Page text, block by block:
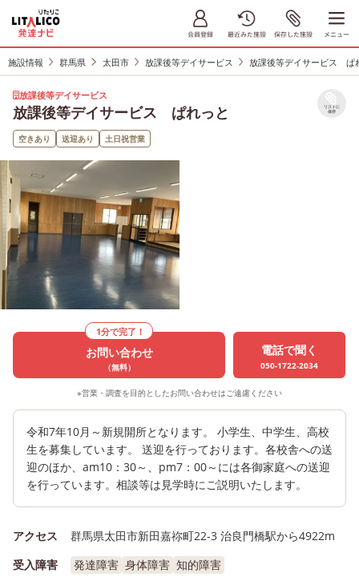
施設情報 群馬県 太田市 放課後等デイサービス 放課後等デイサービス ぱ
放課後等デイサービス
放課後等デイサービス ぱれっと リストに
保存
空きあり 送迎あり 土日祝営業
1分で完了！
お問い合わせ
（無料）
電話で聞く
050-1722-2034
※営業・調査を目的としたお問い合わせはご遠慮ください
令和7年10月～新規開所となります。 小学生、中学生、高校
生を募集しています。 送迎を行っております。各校舎への送
迎のほか、am10：30～、pm7：00～には各御家庭への送迎
を行っています。相談等は見学時にご説明いたします。
アクセス
群馬県太田市新田嘉祢町22-3 治良門橋駅から4922m
受入障害
発達障害 身体障害 知的障害